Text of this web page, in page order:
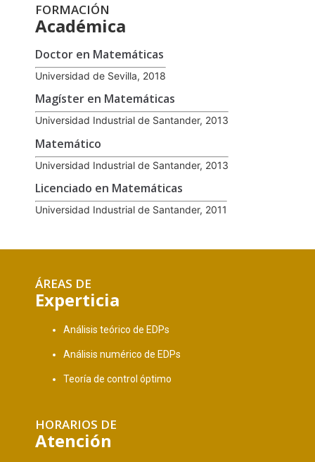
FORMACIÓN
Académica
Doctor en Matemáticas
Universidad de Sevilla, 2018
Magíster en Matemáticas
Universidad Industrial de Santander, 2013
Matemático
Universidad Industrial de Santander, 2013
Licenciado en Matemáticas
Universidad Industrial de Santander, 2011
ÁREAS DE
Experticia
Análisis teórico de EDPs
Análisis numérico de EDPs
Teoría de control óptimo
HORARIOS DE
Atención